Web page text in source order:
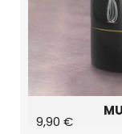
9,90 €